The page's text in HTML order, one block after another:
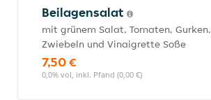
Beilagensalat
mit grünem Salat, Tomaten, Gurken,
Zwiebeln und Vinaigrette Soße
7,50 €
0,0% vol, inkl. Pfand (0,00 €)